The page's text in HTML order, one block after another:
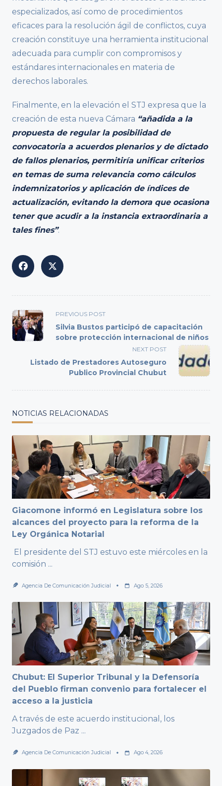
especializados, así como de procedimientos
eficaces para la resolución ágil de conflictos, cuya
creación constituye una herramienta institucional
adecuada para cumplir con compromisos y
estándares internacionales en materia de
derechos laborales.
Finalmente, en la elevación el STJ expresa que la
creación de esta nueva Cámara “añadida a la
propuesta de regular la posibilidad de
convocatoria a acuerdos plenarios y de dictado
de fallos plenarios, permitiría unificar criterios
en temas de suma relevancia como cálculos
indemnizatorios y aplicación de índices de
actualización, evitando la demora que ocasiona
tener que acudir a la instancia extraordinaria a
tales fines”.
<span
class="nav-
subtitle
reader-
text">Page</span>
PREVIOUS POST
Silvia Bustos participó de capacitación
sobre protección internacional de niños
NEXT POST
Listado de Prestadores Autoseguro
Publico Provincial Chubut
NOTICIAS RELACIONADAS
Giacomone informó en Legislatura sobre los
alcances del proyecto para la reforma de la
Ley Orgánica Notarial
El presidente del STJ estuvo este miércoles en la
comisión ...
Agencia De Comunicación Judicial Ago 5, 2026
Chubut: El Superior Tribunal y la Defensoría
del Pueblo firman convenio para fortalecer el
acceso a la justicia
A través de este acuerdo institucional, los
Juzgados de Paz ...
Agencia De Comunicación Judicial Ago 4, 2026